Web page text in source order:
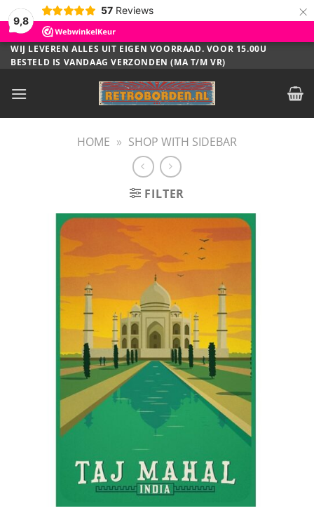
9,8
57 Reviews ×
Ga
naar
WIJ LEVEREN ALLES UIT EIGEN VOORRAAD. VOOR 15.00U
BESTELD IS VANDAAG VERZONDEN (MA T/M VR)
HOME » SHOP WITH SIDEBAR
FILTER